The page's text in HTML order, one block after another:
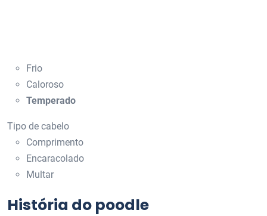
Frio
Caloroso
Temperado
Tipo de cabelo
Comprimento
Encaracolado
Multar
História do poodle